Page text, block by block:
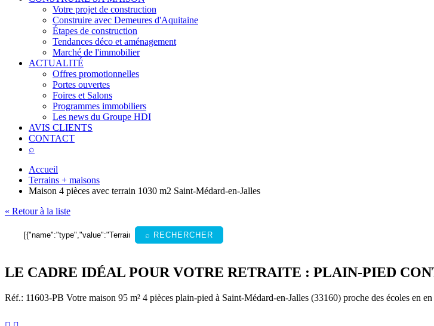
Votre projet de construction
Construire avec Demeures d'Aquitaine
Étapes de construction
Tendances déco et aménagement
Marché de l'immobilier
ACTUALITÉ
Offres promotionnelles
Portes ouvertes
Foires et Salons
Programmes immobiliers
Les news du Groupe HDI
AVIS CLIENTS
CONTACT
⌕
Accueil
Terrains + maisons
Maison 4 pièces avec terrain 1030 m2 Saint-Médard-en-Jalles
« Retour à la liste
⌕ RECHERCHER
LE CADRE IDÉAL POUR VOTRE RETRAITE : PLAIN-PIED
Réf.: 11603-PB Votre maison 95 m² 4 pièces plain-pied à Saint-Médard-en-Jalles (33160) proche des écoles en